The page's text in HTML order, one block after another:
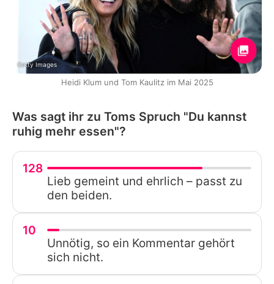
Getty Images
Heidi Klum und Tom Kaulitz im Mai 2025
Was sagt ihr zu Toms Spruch "Du kannst
ruhig mehr essen"?
128
Lieb gemeint und ehrlich – passt zu
den beiden.
10
Unnötig, so ein Kommentar gehört
sich nicht.